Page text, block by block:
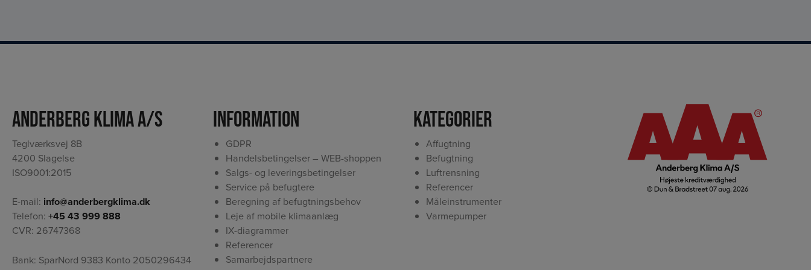
Anderberg Klima A/S
Teglværksvej 8B
4200 Slagelse
ISO9001:2015
E-mail: info@anderbergklima.dk
Telefon: +45 43 999 888
CVR: 26747368
Bank: SparNord 9383 Konto 2050296434
Information
GDPR
Handelsbetingelser – WEB-shoppen
Salgs- og leveringsbetingelser
Service på befugtere
Beregning af befugtningsbehov
Leje af mobile klimaanlæg
IX-diagrammer
Referencer
Samarbejdspartnere
Kategorier
Affugtning
Befugtning
Luftrensning
Referencer
Måleinstrumenter
Varmepumper